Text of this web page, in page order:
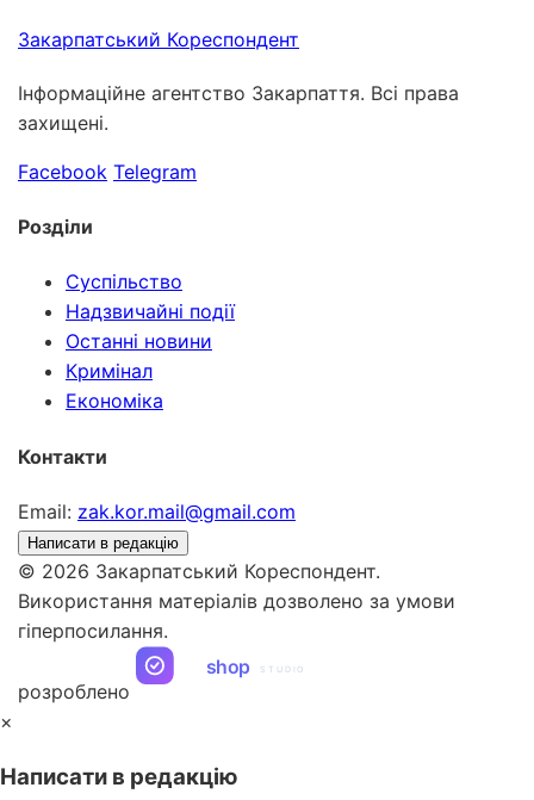
Закарпатський Кореспондент
Інформаційне агентство Закарпаття. Всі права
захищені.
Facebook Telegram
Розділи
Суспільство
Надзвичайні події
Останні новини
Кримінал
Економіка
Контакти
Email: zak.kor.mail@gmail.com
Написати в редакцію
© 2026 Закарпатський Кореспондент.
Використання матеріалів дозволено за умови
гіперпосилання.
розроблено
shop STUDIO
×
Написати в редакцію